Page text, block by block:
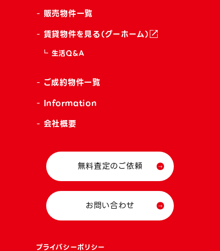
販売物件一覧
賃貸物件を見る（グーホーム）
生活Q&A
ご成約物件一覧
Information
会社概要
無料査定のご依頼
お問い合わせ
プライバシーポリシー